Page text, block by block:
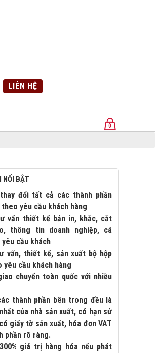
LIÊN HỆ
0
NỔI BẬT
đổi tất cả các thành phần
yêu cầu khách hàng
vấn thiết kế bản in, khắc, cắt
thông tin doanh nghiệp, cá
cầu khách
vấn, thiết kế, sản xuất bộ hộp
cầu khách hàng
chuyển toàn quốc với nhiều
thành phần bên trong đều là
của nhà sản xuất, có hạn sử
giấy tờ sản xuất, hóa đơn VAT
phần rõ ràng.
giá trị hàng hóa nếu phát